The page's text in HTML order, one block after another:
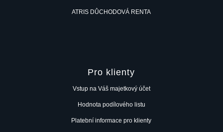
ATRIS DŮCHODOVÁ RENTA
Pro klienty
Vstup na Váš majetkový účet
Hodnota podílového listu
Platební informace pro klienty